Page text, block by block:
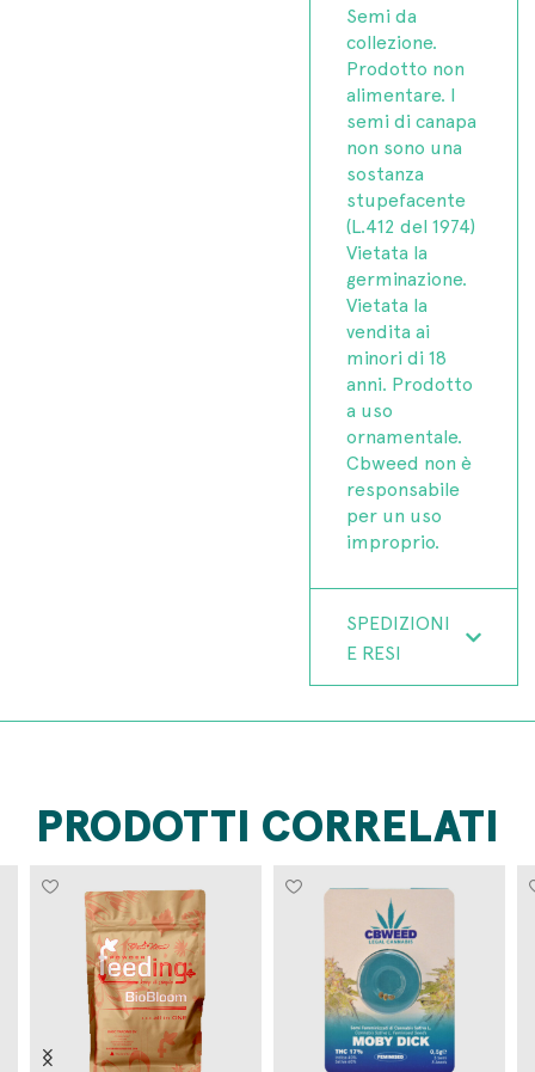
Semi da
collezione.
Prodotto non
alimentare. I
semi di canapa
non sono una
sostanza
stupefacente
(L.412 del 1974)
Vietata la
germinazione.
Vietata la
vendita ai
minori di 18
anni. Prodotto
a uso
ornamentale.
Cbweed non è
responsabile
per un uso
improprio.
SPEDIZIONI
E RESI
PRODOTTI CORRELATI